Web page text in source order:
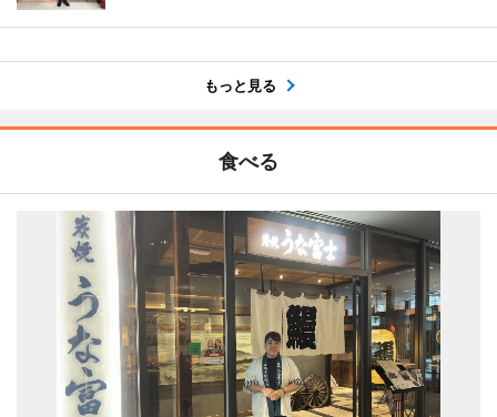
もっと見る
食べる